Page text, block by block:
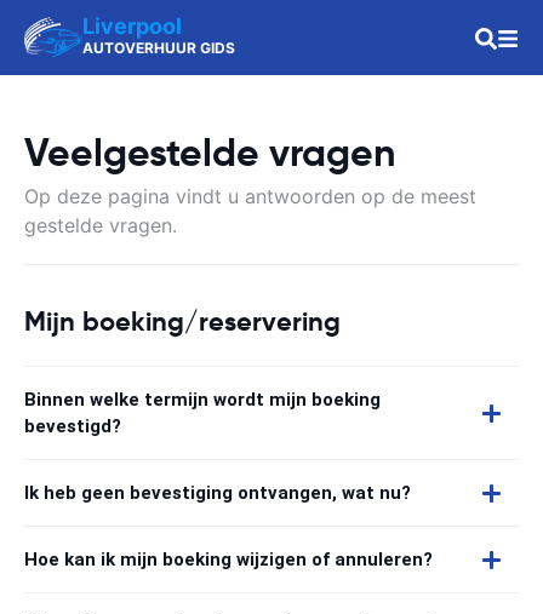
Liverpool
AUTOVERHUUR GIDS
Veelgestelde vragen
Op deze pagina vindt u antwoorden op de meest
gestelde vragen.
Mijn boeking/reservering
Binnen welke termijn wordt mijn boeking
bevestigd?
Ik heb geen bevestiging ontvangen, wat nu?
Hoe kan ik mijn boeking wijzigen of annuleren?